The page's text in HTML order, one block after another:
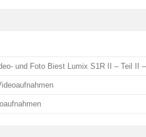
und Foto Biest Lumix S1R II – Teil II –